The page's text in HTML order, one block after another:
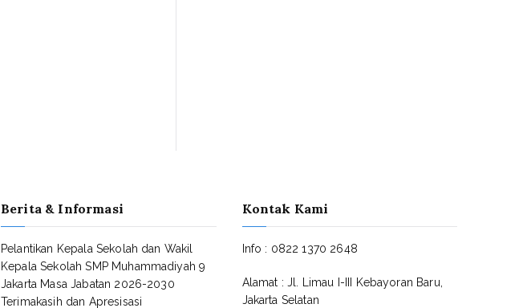
Berita & Informasi
Pelantikan Kepala Sekolah dan Wakil
Kepala Sekolah SMP Muhammadiyah 9
Jakarta Masa Jabatan 2026-2030
Terimakasih dan Apresisasi
Kontak Kami
Info : 0822 1370 2648
Alamat : Jl. Limau I-III Kebayoran Baru,
Jakarta Selatan